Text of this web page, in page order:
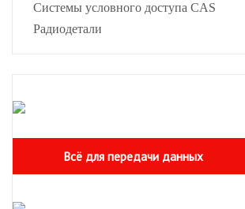
Системы условного доступа CAS
Радиодетали
Всё для передачи данных